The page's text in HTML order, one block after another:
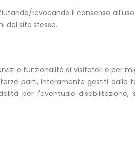
rifiutando/revocando il consenso
del sito stesso.
e funzionalità ai visitatori e per
parti, interamente gestiti dalle
per l'eventuale disabilitazione,